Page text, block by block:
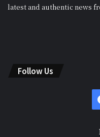
latest and authentic news
Follow Us